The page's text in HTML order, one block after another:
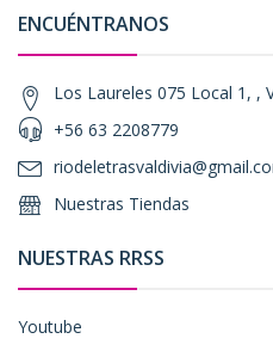
ENCUÉNTRANOS
Los Laureles 075 Local 1, ,
+56 63 2208779
Nuestras Tiendas
NUESTRAS RRSS
Youtube